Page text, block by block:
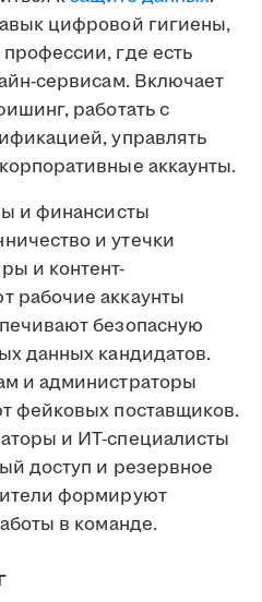
цифровой гигиены,
где есть
сервисам. Включает
работать с
управлять
аккаунты.
и финансисты
и утечки
и контент-
рабочие аккаунты
безопасную
данных кандидатов.
и администраторы
фейковых поставщиков.
и ИТ-специалисты
доступ и резервное
формируют
в команде.